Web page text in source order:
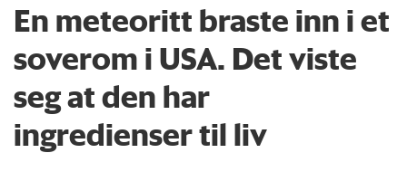
En meteoritt braste inn i et
soverom i USA. Det viste
seg at den har
ingredienser til liv